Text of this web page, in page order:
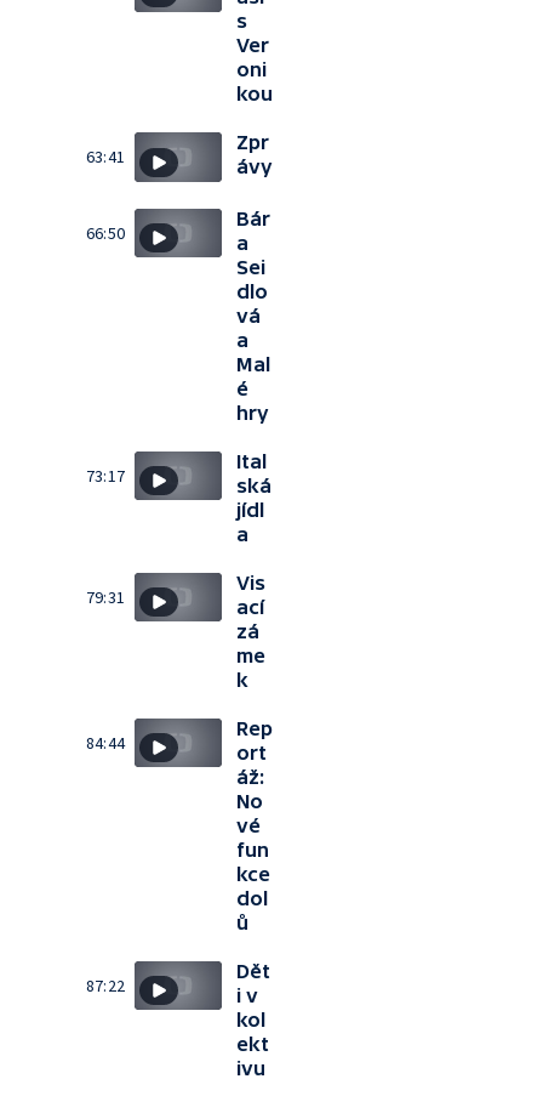
s
Ver
oni
kou
63:41
Zpr
ávy
66:50
Bár
a
Sei
dlo
vá
a
Mal
é
hry
73:17
Ital
ská
jídl
a
79:31
Vis
ací
zá
me
k
84:44
Rep
ort
áž:
No
vé
fun
kce
dol
ů
87:22
Dět
i v
kol
ekt
ivu